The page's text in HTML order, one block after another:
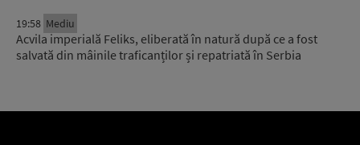
19:58 Mediu
Acvila imperială Feliks, eliberată în natură după ce a fost
salvată din mâinile traficanților și repatriată în Serbia